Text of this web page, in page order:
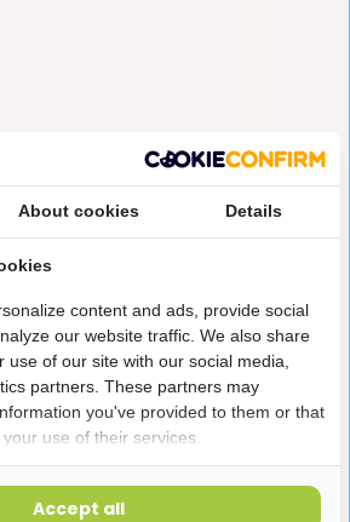
About cookies Details
content and ads, provide social
our website traffic. We also share
use of our site with our social media,
partners. These partners may
you've provided to them or that
use of their services.
Accept all